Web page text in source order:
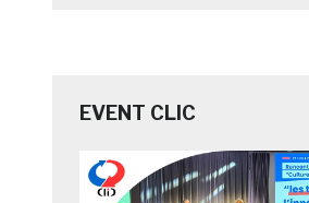
EVENT CLIC